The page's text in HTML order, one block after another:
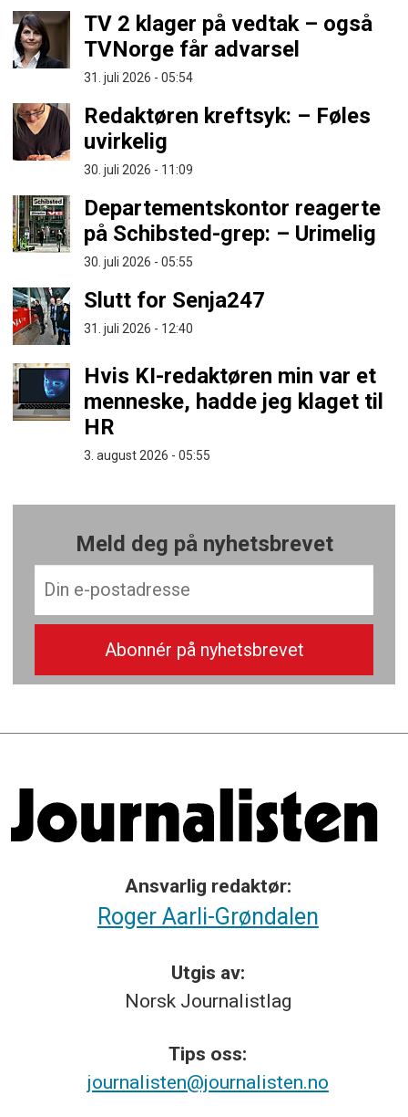
TV 2 klager på vedtak – også
TVNorge får advarsel
31. juli 2026 - 05:54
Redaktøren kreftsyk: – Føles
uvirkelig
30. juli 2026 - 11:09
Departementskontor reagerte
på Schibsted-grep: – Urimelig
30. juli 2026 - 05:55
Slutt for Senja247
31. juli 2026 - 12:40
Hvis KI-redaktøren min var et
menneske, hadde jeg klaget til
HR
3. august 2026 - 05:55
Meld deg på nyhetsbrevet
Ansvarlig redaktør:
Roger Aarli-Grøndalen
Utgis av:
Norsk Journalistlag
Tips oss:
journalisten@journalisten.no